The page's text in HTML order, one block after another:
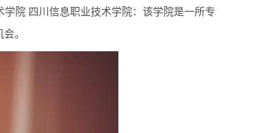
院 四川信息职业技术学院：该学院是一所专
。